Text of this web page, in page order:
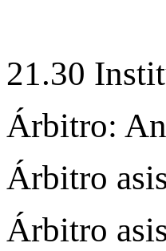
21.30
Árbitro:
Árbitro
Árbitro